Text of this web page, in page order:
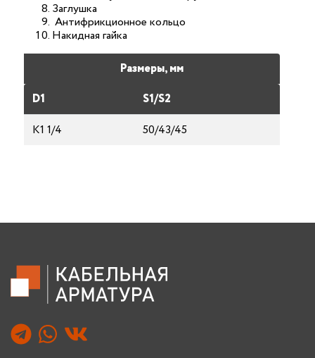
Заглушка
Антифрикционное кольцо
Накидная гайка
Размеры, мм
D1
S1/S2
К1 1/4
50/43/45